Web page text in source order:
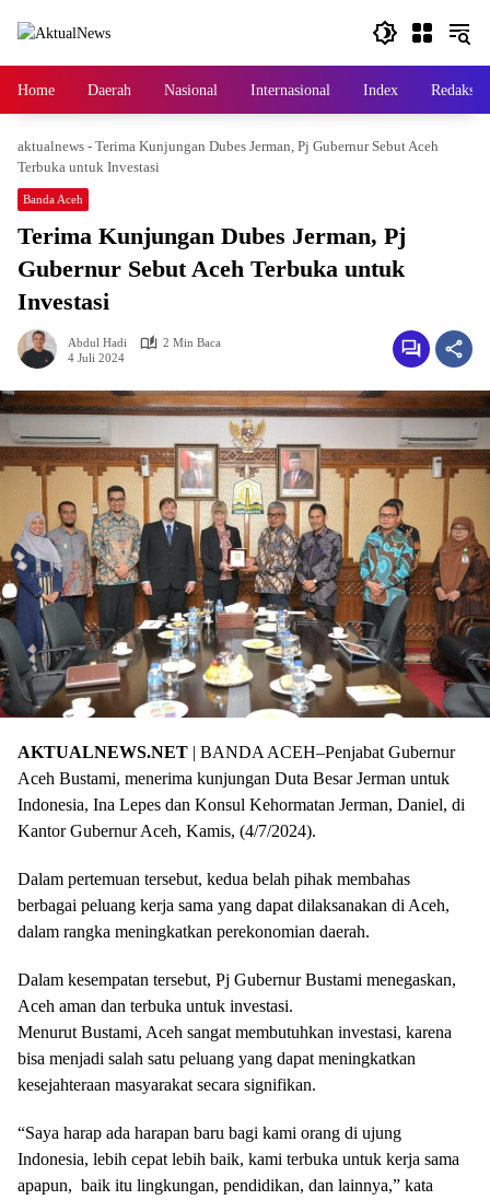
Home Daerah Nasional Internasional Index Redaksi
aktualnews - Terima Kunjungan Dubes Jerman, Pj Gubernur Sebut Aceh
Terbuka untuk Investasi
Banda Aceh
Terima Kunjungan Dubes Jerman, Pj
Gubernur Sebut Aceh Terbuka untuk
Investasi
Abdul Hadi
2 Min Baca
4 Juli 2024
AKTUALNEWS.NET | BANDA ACEH–Penjabat Gubernur
Aceh Bustami, menerima kunjungan Duta Besar Jerman untuk
Indonesia, Ina Lepes dan Konsul Kehormatan Jerman, Daniel, di
Kantor Gubernur Aceh, Kamis, (4/7/2024).
Dalam pertemuan tersebut, kedua belah pihak membahas
berbagai peluang kerja sama yang dapat dilaksanakan di Aceh,
dalam rangka meningkatkan perekonomian daerah.
Dalam kesempatan tersebut, Pj Gubernur Bustami menegaskan,
Aceh aman dan terbuka untuk investasi.
Menurut Bustami, Aceh sangat membutuhkan investasi, karena
bisa menjadi salah satu peluang yang dapat meningkatkan
kesejahteraan masyarakat secara signifikan.
“Saya harap ada harapan baru bagi kami orang di ujung
Indonesia, lebih cepat lebih baik, kami terbuka untuk kerja sama
apapun, baik itu lingkungan, pendidikan, dan lainnya,” kata